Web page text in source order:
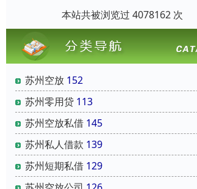
本站共被浏览过 4078162 次
苏州空放 152
苏州零用贷 113
苏州空放私借 145
苏州私人借款 139
苏州短期私借 129